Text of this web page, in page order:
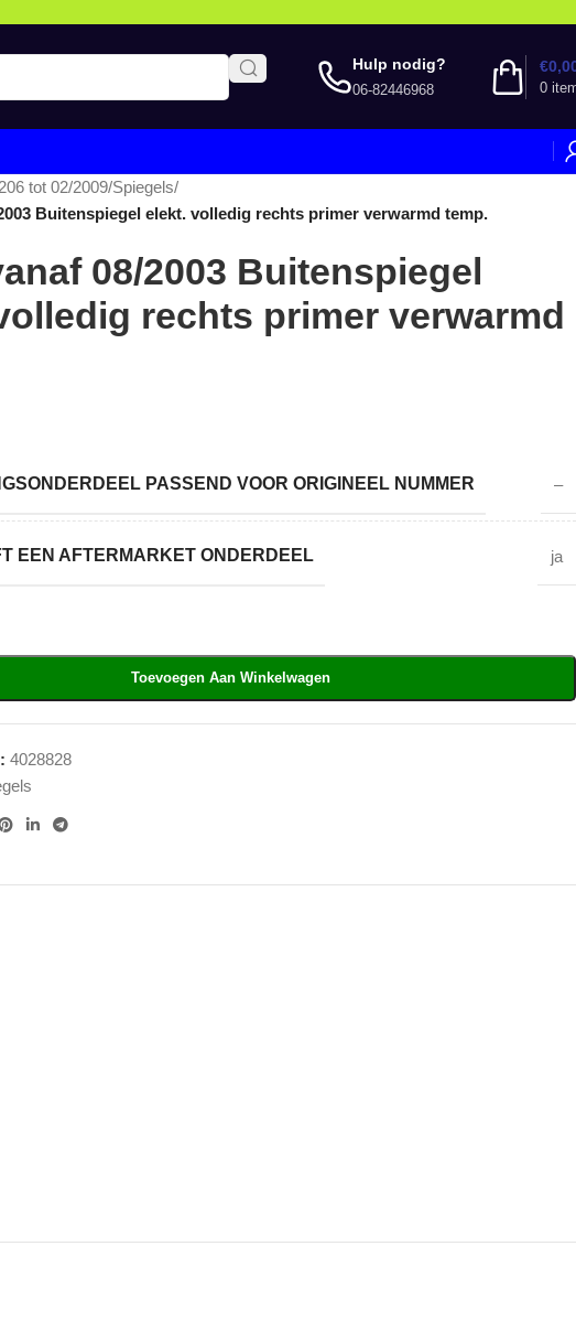
Hulp nodig?
06-82446968 0
€
206 tot 02/2009/Spiegels/
Buitenspiegel elekt. volledig rechts primer verwarmd temp.
08/2003 Buitenspiegel
rechts primer verwarmd
PASSEND VOOR ORIGINEEL NUMMER –
EEN AFTERMARKET ONDERDEEL ja
Toevoegen Aan Winkelwagen
4028828